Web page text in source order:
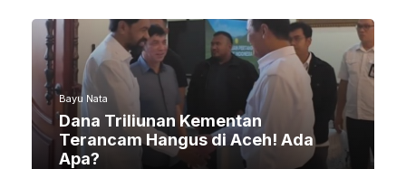
Bayu Nata
Dana Triliunan Kementan
Terancam Hangus di Aceh! Ada
Apa?